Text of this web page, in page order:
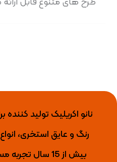
نانو اکریلیک تولید کننده
رنگ و عایق استخری،
بیش از 15 سال